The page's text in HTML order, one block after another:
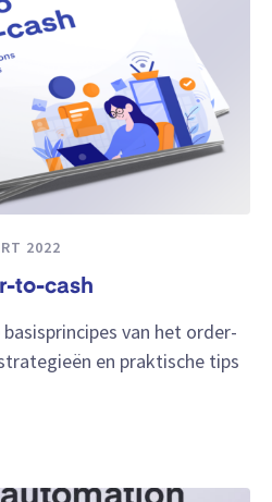
2022
to-cash
van het order-
en praktische tips